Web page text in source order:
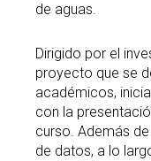
de aguas.
Dirigido por el
proyecto que se
académicos,
con la
curso. Además
de datos, a lo